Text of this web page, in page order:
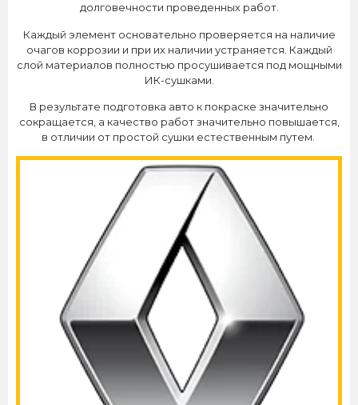
долговечности проведенных работ.
Каждый элемент основательно проверяется на наличие
очагов коррозии и при их наличии устраняется. Каждый
слой материалов полностью просушивается под мощными
ИК-сушками.
В результате подготовка авто к покраске значительно
сокращается, а качество работ значительно повышается,
в отличии от простой сушки естественным путем.